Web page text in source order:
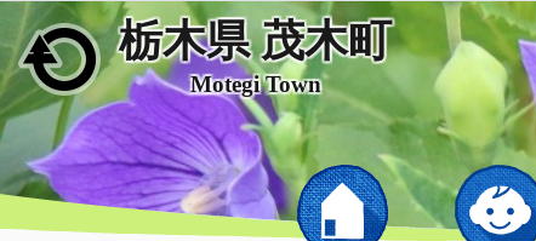
メインコンテンツにスキップ
栃木県 茂木町
Motegi Town